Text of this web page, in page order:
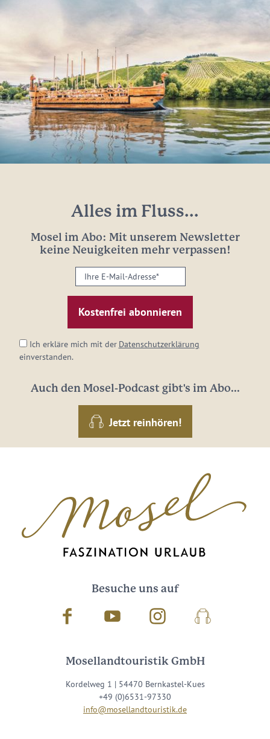
Alles im Fluss...
Mosel im Abo: Mit unserem Newsletter
keine Neuigkeiten mehr verpassen!
Ihre
E-
Mail-
Adresse:
Ich erkläre mich mit der Datenschutzerklärung
einverstanden.
Auch den Mosel-Podcast gibt's im Abo...
Jetzt reinhören!
Besuche uns auf
Facebook Youtube InstagramPodcast
Mosellandtouristik GmbH
Kordelweg 1 | 54470 Bernkastel-Kues
+49 (0)6531-97330
info@mosellandtouristik.de